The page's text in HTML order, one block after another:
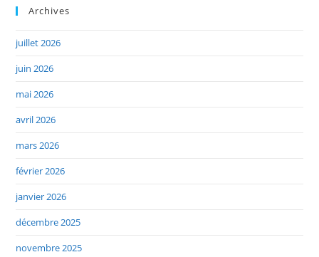
Archives
juillet 2026
juin 2026
mai 2026
avril 2026
mars 2026
février 2026
janvier 2026
décembre 2025
novembre 2025